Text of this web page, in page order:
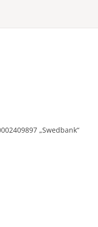
„Swedbank“